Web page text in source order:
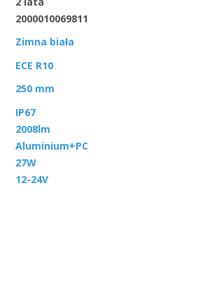
2000010069811
Zimna biała
ECE R10
250 mm
IP67
2008lm
Aluminium+PC
27W
12-24V